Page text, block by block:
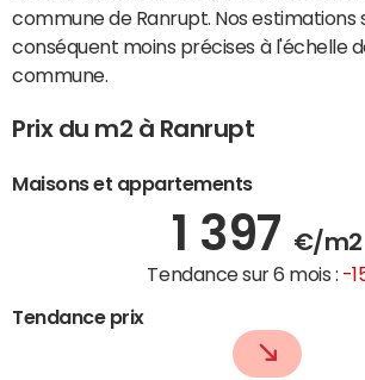
commune de Ranrupt. Nos estimations
conséquent moins précises à l'échelle
commune.
Prix du m2 à Ranrupt
Maisons et appartements
1 397 €/m2
Tendance sur 6 mois : -
Tendance prix